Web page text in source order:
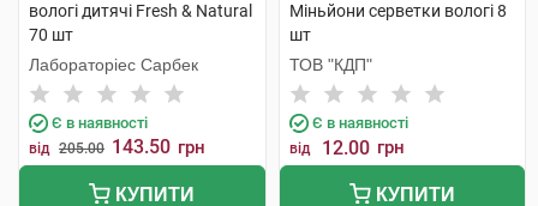
вологі дитячі Fresh & Natural
70 шт
Лабораторіес Сарбек
Є в наявності
від 205.00 143.50 грн
КУПИТИ
Міньйони серветки вологі 8
шт
ТОВ "КДП"
Є в наявності
від 12.00 грн
КУПИТИ